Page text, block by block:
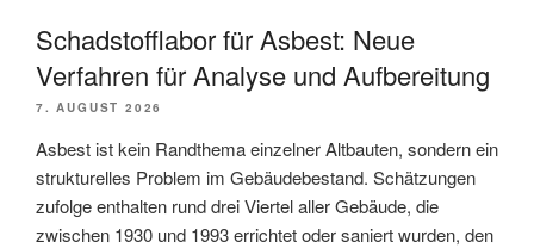
Schadstofflabor für Asbest: Neue
Verfahren für Analyse und Aufbereitung
7. AUGUST 2026
Asbest ist kein Randthema einzelner Altbauten, sondern ein
strukturelles Problem im Gebäudebestand. Schätzungen
zufolge enthalten rund drei Viertel aller Gebäude, die
zwischen 1930 und 1993 errichtet oder saniert wurden, den